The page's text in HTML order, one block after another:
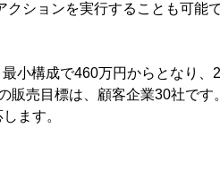
ションを実行することも可能で
小構成で460万円からとなり、
販売目標は、顧客企業30社です。
ます。